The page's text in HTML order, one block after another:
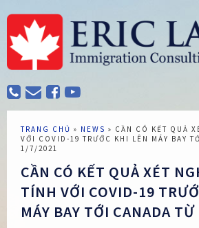
TRANG CHỦ » NEWS » CẦN CÓ KẾT QUẢ
VỚI COVID-19 TRƯỚC KHI LÊN MÁY BAY
1/7/2021
CẦN CÓ KẾT QUẢ XÉT
TÍNH VỚI COVID-19
MÁY BAY TỚI CANADA